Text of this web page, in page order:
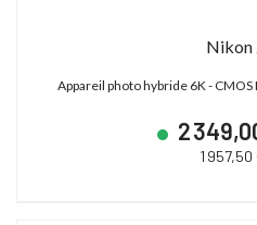
Nikon
Appareil photo hybride 6K -
2
1 957,50